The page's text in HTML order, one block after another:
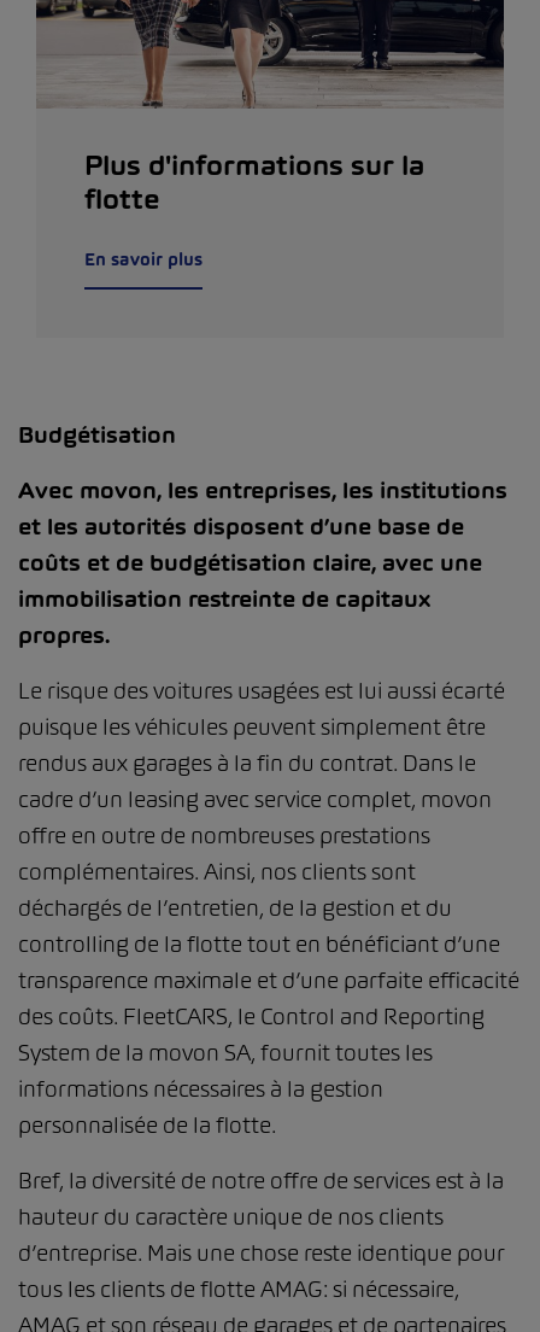
Plus d'informations sur la
flotte
En savoir plus
Budgétisation
Avec movon, les entreprises, les institutions
et les autorités disposent d’une base de
coûts et de budgétisation claire, avec une
immobilisation restreinte de capitaux
propres.
Le risque des voitures usagées est lui aussi écarté
puisque les véhicules peuvent simplement être
rendus aux garages à la fin du contrat. Dans le
cadre d’un leasing avec service complet, movon
offre en outre de nombreuses prestations
complémentaires. Ainsi, nos clients sont
déchargés de l’entretien, de la gestion et du
controlling de la flotte tout en bénéficiant d’une
transparence maximale et d’une parfaite efficacité
des coûts. FleetCARS, le Control and Reporting
System de la movon SA, fournit toutes les
informations nécessaires à la gestion
personnalisée de la flotte.
Bref, la diversité de notre offre de services est à la
hauteur du caractère unique de nos clients
d’entreprise. Mais une chose reste identique pour
tous les clients de flotte AMAG: si nécessaire,
AMAG et son réseau de garages et de partenaires